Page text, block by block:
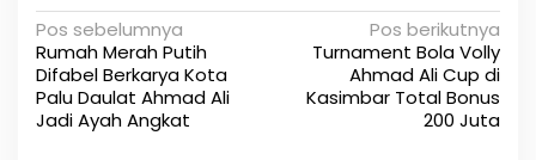
N
a
v
Pos sebelumnya
Rumah Merah Putih
Difabel Berkarya Kota
Palu Daulat Ahmad Ali
Jadi Ayah Angkat
Pos berikutnya
Turnament Bola Volly
Ahmad Ali Cup di
Kasimbar Total Bonus
200 Juta